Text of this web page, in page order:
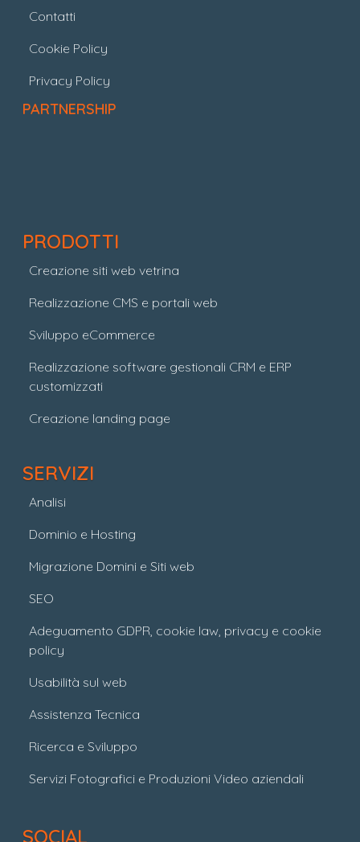
Contatti
Cookie Policy
Privacy Policy
PARTNERSHIP
PRODOTTI
Creazione siti web vetrina
Realizzazione CMS e portali web
Sviluppo eCommerce
Realizzazione software gestionali CRM e ERP
customizzati
Creazione landing page
SERVIZI
Analisi
Dominio e Hosting
Migrazione Domini e Siti web
SEO
Adeguamento GDPR, cookie law, privacy e cookie
policy
Usabilità sul web
Assistenza Tecnica
Ricerca e Sviluppo
Servizi Fotografici e Produzioni Video aziendali
SOCIAL